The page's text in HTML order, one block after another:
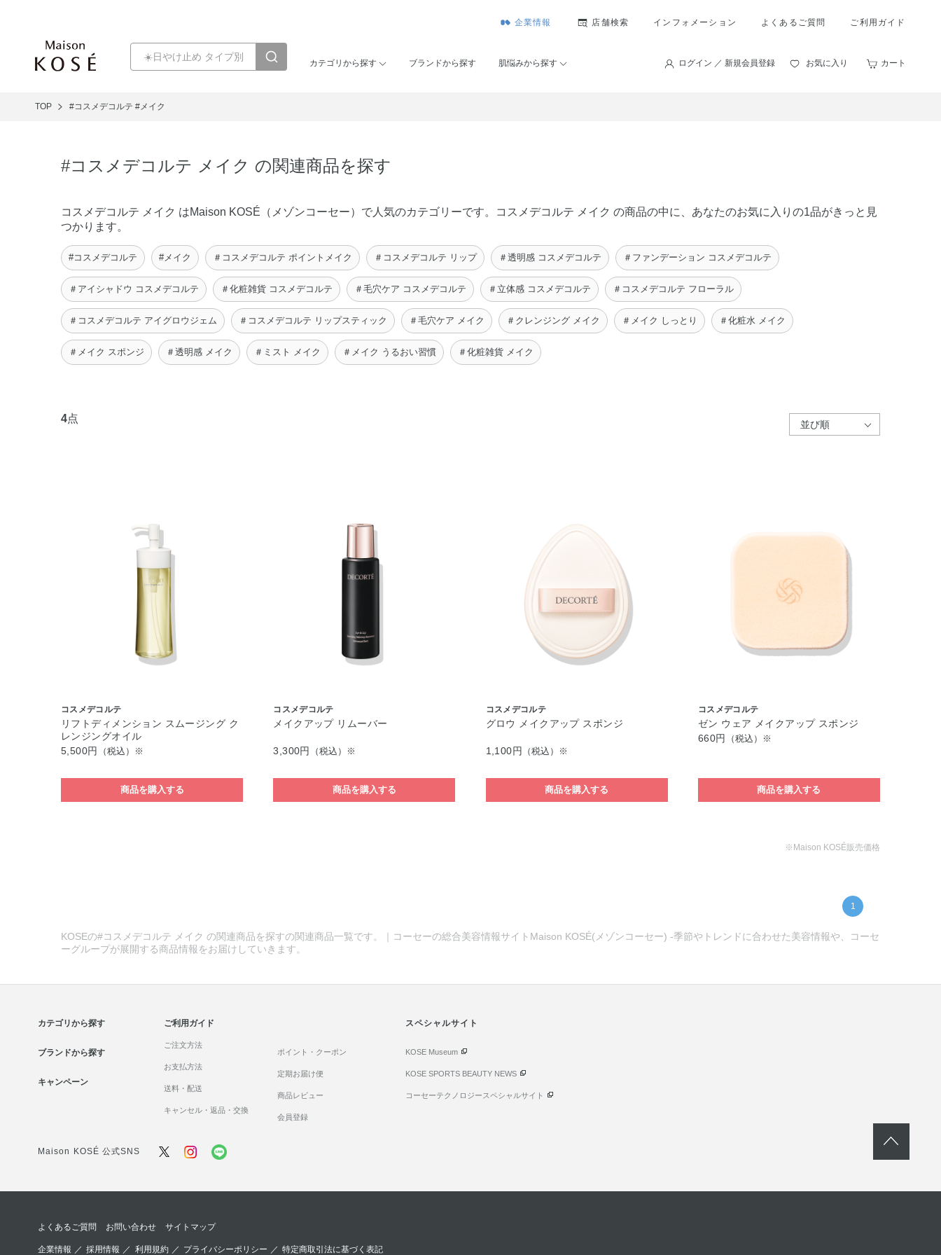
企業情報 店舗検索 インフォメーション よくあるご質問 ご利用ガイド
カテゴリから探す ブランドから探す 肌悩みから探す ログイン ／ 新規会員登録 お気に入り カート
TOP #コスメデコルテ #メイク
#コスメデコルテ メイク の関連商品を探す
コスメデコルテ メイク はMaison KOSÉ（メゾンコーセー）で人気のカテゴリーです。コスメデコルテ メイク の商品の中に、あなたのお気に入りの1品がきっと見
つかります。
#コスメデコルテ #メイク ＃コスメデコルテ ポイントメイク ＃コスメデコルテ リップ ＃透明感 コスメデコルテ ＃ファンデーション コスメデコルテ
＃アイシャドウ コスメデコルテ ＃化粧雑貨 コスメデコルテ ＃毛穴ケア コスメデコルテ ＃立体感 コスメデコルテ ＃コスメデコルテ フローラル
＃コスメデコルテ アイグロウジェム ＃コスメデコルテ リップスティック ＃毛穴ケア メイク ＃クレンジング メイク ＃メイク しっとり ＃化粧水 メイク
＃メイク スポンジ ＃透明感 メイク ＃ミスト メイク ＃メイク うるおい習慣 ＃化粧雑貨 メイク
4点
コスメデコルテ
リフトディメンション スムージング ク
レンジングオイル
5,500円
（税込）※
商品を購入する
コスメデコルテ
メイクアップ リムーバー
3,300円 （税込）※
商品を購入する
コスメデコルテ
グロウ メイクアップ スポンジ
1,100円 （税込）※
商品を購入する
コスメデコルテ
ゼン ウェア メイクアップ スポンジ
660円
（税込）※
商品を購入する
※Maison KOSÉ販売価格
1
KOSEの#コスメデコルテ メイク の関連商品を探すの関連商品一覧です。｜コーセーの総合美容情報サイトMaison KOSÉ(メゾンコーセー) -季節やトレンドに合わせた美容情報や、コーセ
ーグループが展開する商品情報をお届けしていきます。
カテゴリから探す
ブランドから探す
キャンペーン
ご利用ガイド
ご注文方法
お支払方法
送料・配送
キャンセル・返品・交換
ポイント・クーポン
定期お届け便
商品レビュー
会員登録
スペシャルサイト
KOSE Museum
KOSE SPORTS BEAUTY NEWS
コーセーテクノロジースペシャルサイト
Maison KOSÉ 公式SNS
よくあるご質問 お問い合わせ サイトマップ
企業情報 ／採用情報 ／ 利用規約／ プライバシーポリシー ／ 特定商取引法に基づく表記